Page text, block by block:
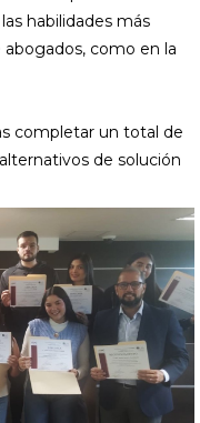
habilidades más
como en la
completar un total de
de solución